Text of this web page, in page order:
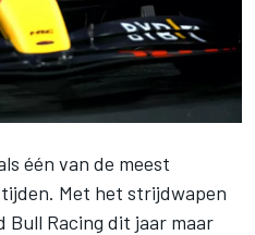
één van de meest
Met het strijdwapen
Bull Racing dit jaar maar